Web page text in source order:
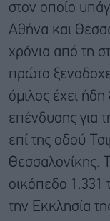
στον οποίο
Αθήνα και
χρόνια από τη
πρώτο
όμιλος έχει ήδη
επένδυσης για
επί της οδού
Θεσσαλονίκης.
οικόπεδο 1.331
την Εκκλησία